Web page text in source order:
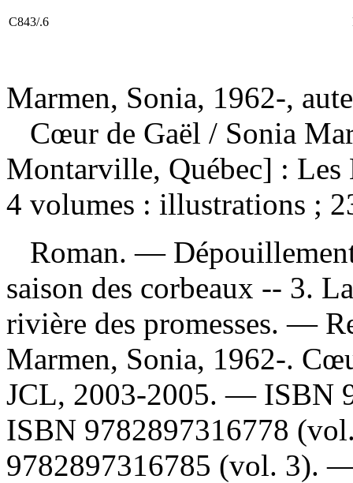
C843/.6
Marmen, Sonia, 1962-,
Cœur de Gaël / Sonia
Montarville, Québec] :
4 volumes : illustrations ;
Roman. —
saison des corbeaux -- 3.
rivière des promesses. —
Marmen, Sonia, 1962-.
JCL, 2003-2005. — ISBN
ISBN 9782897316778
9782897316785 (vol. 3).